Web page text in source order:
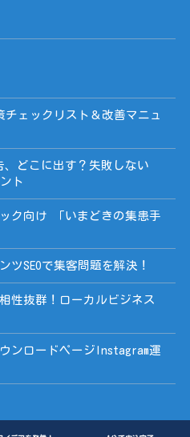
策チェックリスト＆改善マニュ
告、どこに出す？失敗しない
ト
ック向け 「いまどきの集患手
ツSEOで集客問題を解決！
相性抜群！ローカルビジネス
ウンロードページInstagram運